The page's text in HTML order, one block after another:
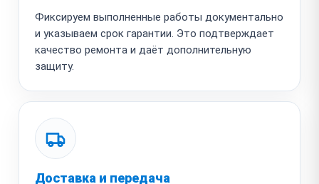
Фиксируем выполненные работы документально
и указываем срок гарантии. Это подтверждает
качество ремонта и даёт дополнительную
защиту.
Доставка и передача